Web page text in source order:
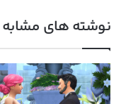
نوشته های مشابه